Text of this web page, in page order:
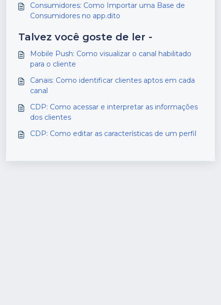
Consumidores: Como Importar uma Base de
Consumidores no app.dito
Talvez você goste de ler -
Mobile Push: Como visualizar o canal habilitado
para o cliente
Canais: Como identificar clientes aptos em cada
canal
CDP: Como acessar e interpretar as informações
dos clientes
CDP: Como editar as características de um perfil